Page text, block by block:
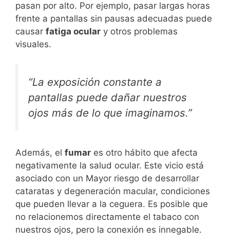
pasan por alto. Por ejemplo, pasar largas horas
frente a pantallas sin pausas adecuadas puede
causar fatiga ocular y otros problemas
visuales.
“La exposición constante a
pantallas puede dañar nuestros
ojos más de lo que imaginamos.”
Además, el fumar es otro hábito que afecta
negativamente la salud ocular. Este vicio está
asociado con un Mayor riesgo de desarrollar
cataratas y degeneración macular, condiciones
que pueden llevar a la ceguera. Es posible que
no relacionemos directamente el tabaco con
nuestros ojos, pero la conexión es innegable.